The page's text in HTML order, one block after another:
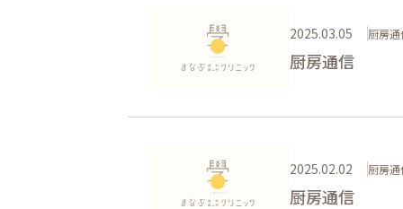
2025.03.05 厨房通
厨房通信
2025.02.02 厨房通
厨房通信